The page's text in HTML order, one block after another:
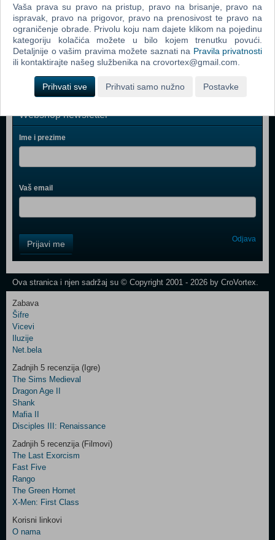
Zoo Tycoon 2 Extinct Animals (PC)
Littlest Pet Shop (PC)
Microsoft Flight Simulator X (PC)
Webshop newsletter
Ime i prezime
Vaš email
Field
One
Control
Two
Newsletter
Control
Field
Three
Prijavi me Odjava
Ova stranica i njen sadržaj su © Copyright 2001 - 2026 by CroVortex.
Zabava
Šifre
Vicevi
Iluzije
Net.bela
Zadnjih 5 recenzija (Igre)
The Sims Medieval
Dragon Age II
Shank
Mafia II
Disciples III: Renaissance
Zadnjih 5 recenzija (Filmovi)
The Last Exorcism
Fast Five
Rango
The Green Hornet
X-Men: First Class
Korisni linkovi
O nama
Vaša prava su pravo na pristup, pravo na brisanje, pravo na
ispravak, pravo na prigovor, pravo na prenosivost te pravo na
ograničenje obrade. Privolu koju nam dajete klikom na pojedinu
kategoriju kolačića možete u bilo kojem trenutku povući.
Detaljnije o vašim pravima možete saznati na Pravila privatnosti
ili kontaktirajte našeg službenika na crovortex@gmail.com.
Prihvati sve Prihvati samo nužno Postavke